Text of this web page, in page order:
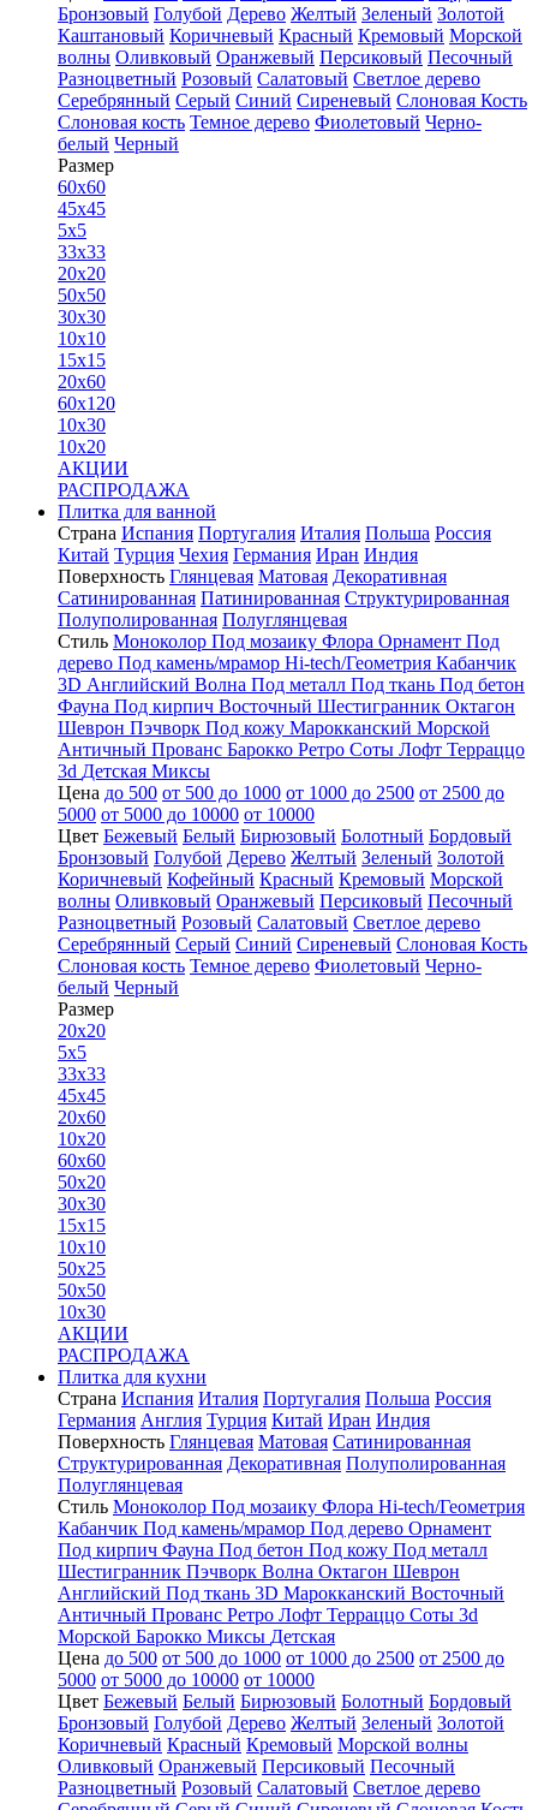
Бронзовый Голубой Дерево Желтый Зеленый Золотой
Каштановый Коричневый Красный Кремовый Морской
волны Оливковый Оранжевый Персиковый Песочный
Разноцветный Розовый Салатовый Светлое дерево
Серебрянный Серый Синий Сиреневый Слоновая Кость
Слоновая кость Темное дерево Фиолетовый Черно-
белый Черный
Размер
60x60
45x45
5x5
33x33
20x20
50x50
30x30
10x10
15x15
20x60
60x120
10x30
10x20
АКЦИИ
РАСПРОДАЖА
Плитка для ванной
Страна Испания Португалия Италия Польша Россия
Китай Турция Чехия Германия Иран Индия
Поверхность Глянцевая Матовая Декоративная
Сатинированная Патинированная Структурированная
Полуполированная Полуглянцевая
Стиль Моноколор Под мозаику Флора Орнамент Под
дерево Под камень/мрамор Hi-tech/Геометрия Кабанчик
3D Английский Волна Под металл Под ткань Под бетон
Фауна Под кирпич Восточный Шестигранник Октагон
Шеврон Пэчворк Под кожу Марокканский Морской
Античный Прованс Барокко Ретро Соты Лофт Терраццо
3d Детская Миксы
Цена до 500 от 500 до 1000 от 1000 до 2500 от 2500 до
5000 от 5000 до 10000 от 10000
Цвет Бежевый Белый Бирюзовый Болотный Бордовый
Бронзовый Голубой Дерево Желтый Зеленый Золотой
Коричневый Кофейный Красный Кремовый Морской
волны Оливковый Оранжевый Персиковый Песочный
Разноцветный Розовый Салатовый Светлое дерево
Серебрянный Серый Синий Сиреневый Слоновая Кость
Слоновая кость Темное дерево Фиолетовый Черно-
белый Черный
Размер
20x20
5x5
33x33
45x45
20x60
10x20
60x60
50x20
30x30
15x15
10x10
50x25
50x50
10x30
АКЦИИ
РАСПРОДАЖА
Плитка для кухни
Страна Испания Италия Португалия Польша Россия
Германия Англия Турция Китай Иран Индия
Поверхность Глянцевая Матовая Сатинированная
Структурированная Декоративная Полуполированная
Полуглянцевая
Стиль Моноколор Под мозаику Флора Hi-tech/Геометрия
Кабанчик Под камень/мрамор Под дерево Орнамент
Под кирпич Фауна Под бетон Под кожу Под металл
Шестигранник Пэчворк Волна Октагон Шеврон
Английский Под ткань 3D Марокканский Восточный
Античный Прованс Ретро Лофт Терраццо Соты 3d
Морской Барокко Миксы Детская
Цена до 500 от 500 до 1000 от 1000 до 2500 от 2500 до
5000 от 5000 до 10000 от 10000
Цвет Бежевый Белый Бирюзовый Болотный Бордовый
Бронзовый Голубой Дерево Желтый Зеленый Золотой
Коричневый Красный Кремовый Морской волны
Оливковый Оранжевый Персиковый Песочный
Разноцветный Розовый Салатовый Светлое дерево